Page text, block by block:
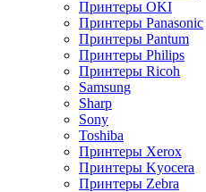
Принтеры OKI
Принтеры Panasonic
Принтеры Pantum
Принтеры Philips
Принтеры Ricoh
Samsung
Sharp
Sony
Toshiba
Принтеры Xerox
Принтеры Kyocera
Принтеры Zebra